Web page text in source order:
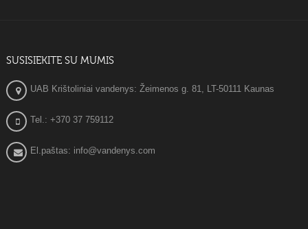
SUSISIEKITE SU MUMIS
UAB Krištoliniai vandenys: Žeimenos g. 81, LT-50111 Kaunas
Tel.: +370 37 759112
El.paštas: info@vandenys.com